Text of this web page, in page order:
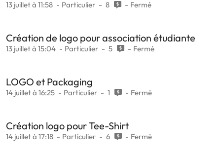
13 juillet à 11:58 Particulier 8 Fermé
Création de logo pour association étudiante
13 juillet à 15:04 Particulier 5 Fermé
LOGO et Packaging
14 juillet à 16:25 Particulier 1 Fermé
Création logo pour Tee-Shirt
14 juillet à 17:18 Particulier 6 Fermé